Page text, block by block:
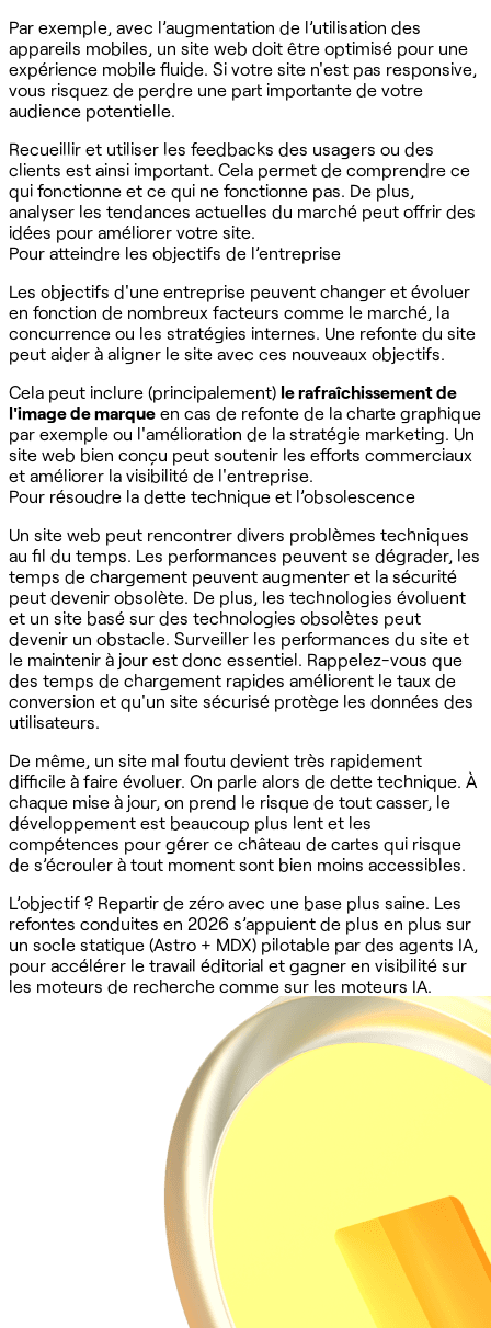
Par exemple, avec l’augmentation de l’utilisation des
appareils mobiles, un site web doit être optimisé pour une
expérience mobile fluide. Si votre site n'est pas responsive,
vous risquez de perdre une part importante de votre
audience potentielle.
Recueillir et utiliser les feedbacks des usagers ou des
clients est ainsi important. Cela permet de comprendre ce
qui fonctionne et ce qui ne fonctionne pas. De plus,
analyser les tendances actuelles du marché peut offrir des
idées pour améliorer votre site.
Pour atteindre les objectifs de l’entreprise
Les objectifs d'une entreprise peuvent changer et évoluer
en fonction de nombreux facteurs comme le marché, la
concurrence ou les stratégies internes. Une refonte du site
peut aider à aligner le site avec ces nouveaux objectifs.
Cela peut inclure (principalement) le rafraîchissement de
l'image de marque en cas de refonte de la charte graphique
par exemple ou l'amélioration de la stratégie marketing. Un
site web bien conçu peut soutenir les efforts commerciaux
et améliorer la visibilité de l'entreprise.
Pour résoudre la dette technique et l’obsolescence
Un site web peut rencontrer divers problèmes techniques
au fil du temps. Les performances peuvent se dégrader, les
temps de chargement peuvent augmenter et la sécurité
peut devenir obsolète. De plus, les technologies évoluent
et un site basé sur des technologies obsolètes peut
devenir un obstacle. Surveiller les performances du site et
le maintenir à jour est donc essentiel. Rappelez-vous que
des temps de chargement rapides améliorent le taux de
conversion et qu'un site sécurisé protège les données des
utilisateurs.
De même, un site mal foutu devient très rapidement
difficile à faire évoluer. On parle alors de dette technique. À
chaque mise à jour, on prend le risque de tout casser, le
développement est beaucoup plus lent et les
compétences pour gérer ce château de cartes qui risque
de s’écrouler à tout moment sont bien moins accessibles. ‍
L’objectif ? Repartir de zéro avec une base plus saine. Les
refontes conduites en 2026 s’appuient de plus en plus sur
un socle statique (Astro + MDX) pilotable par des agents IA,
pour accélérer le travail éditorial et gagner en visibilité sur
les moteurs de recherche comme sur les moteurs IA.